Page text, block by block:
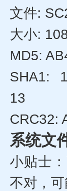
文件:
大小:
MD5:
SHA1:
13
CRC32:
系统文
小贴士
不对，